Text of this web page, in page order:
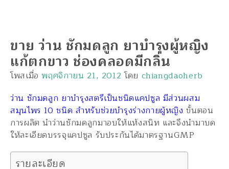
ขาย ว่าน ชักมดลูก ยาบำรุงผู้หญิง
แก้ตกขาว ช่องคลอดมีกลิ่น
โพสเมื่อ พฤศจิกายน 21, 2012โดย chiangdaoherb
ว่าน ชักมดลูก ยาบำรุงสตรีเป็นชนิดแคปซูล มีส่วนผสม
สมุนไพร 10 ชนิด สำหรับช่วยบำรุงร่างกายผู้หญิง ขั้นตอน
การผลิต นำว่านชักมดลูกมาอบให้แห้งสนิท และจึงนำมาบด
ให้ละเอียดบรรจุแคปซูล รับประกันได้มาตรฐานGMP
รายละเอียด